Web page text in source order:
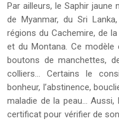
Par ailleurs, le Saphir
de Myanmar, du Sri
régions du Cachemire, de
et du Montana. Ce
boutons de manchettes,
colliers… Certains le
bonheur, l’abstinence,
maladie de la peau… Aussi,
certificat pour vérifier de